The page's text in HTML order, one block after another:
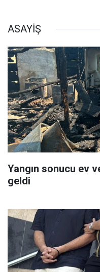
ASAYİŞ
Yangın sonucu ev
geldi